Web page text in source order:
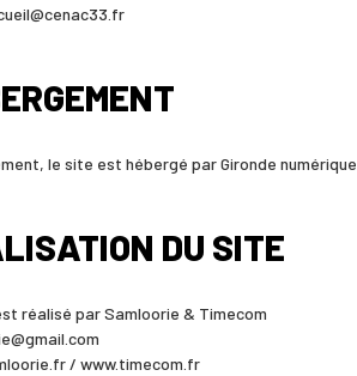
le site est hébergé par Gironde numérique.
DU SITE
réalisé par Samloorie & Timecom
/ www.timecom.fr